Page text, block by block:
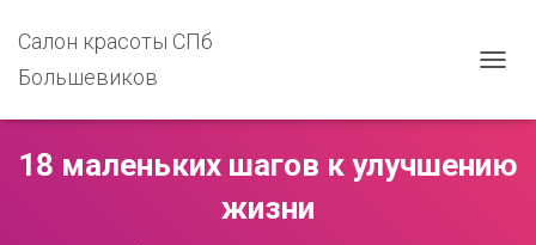
Салон красоты СПб
Большевиков
Р
К
18 маленьких шагов к улучшению
жизни